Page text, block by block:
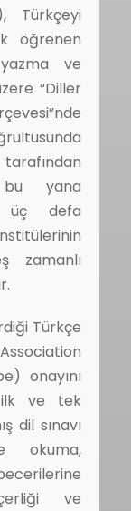
Türkçeyi
öğrenen
ve
“Diller
bu yana
üç defa
zamanlı
Türkçe
onayını
ilk ve tek
dil sınavı
okuma,
ve